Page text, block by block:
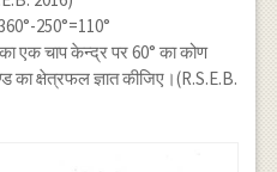
250°=110°
एक चाप केन्द्र पर 60° का कोण
का क्षेत्रफल ज्ञात कीजिए।(R.S.E.B.